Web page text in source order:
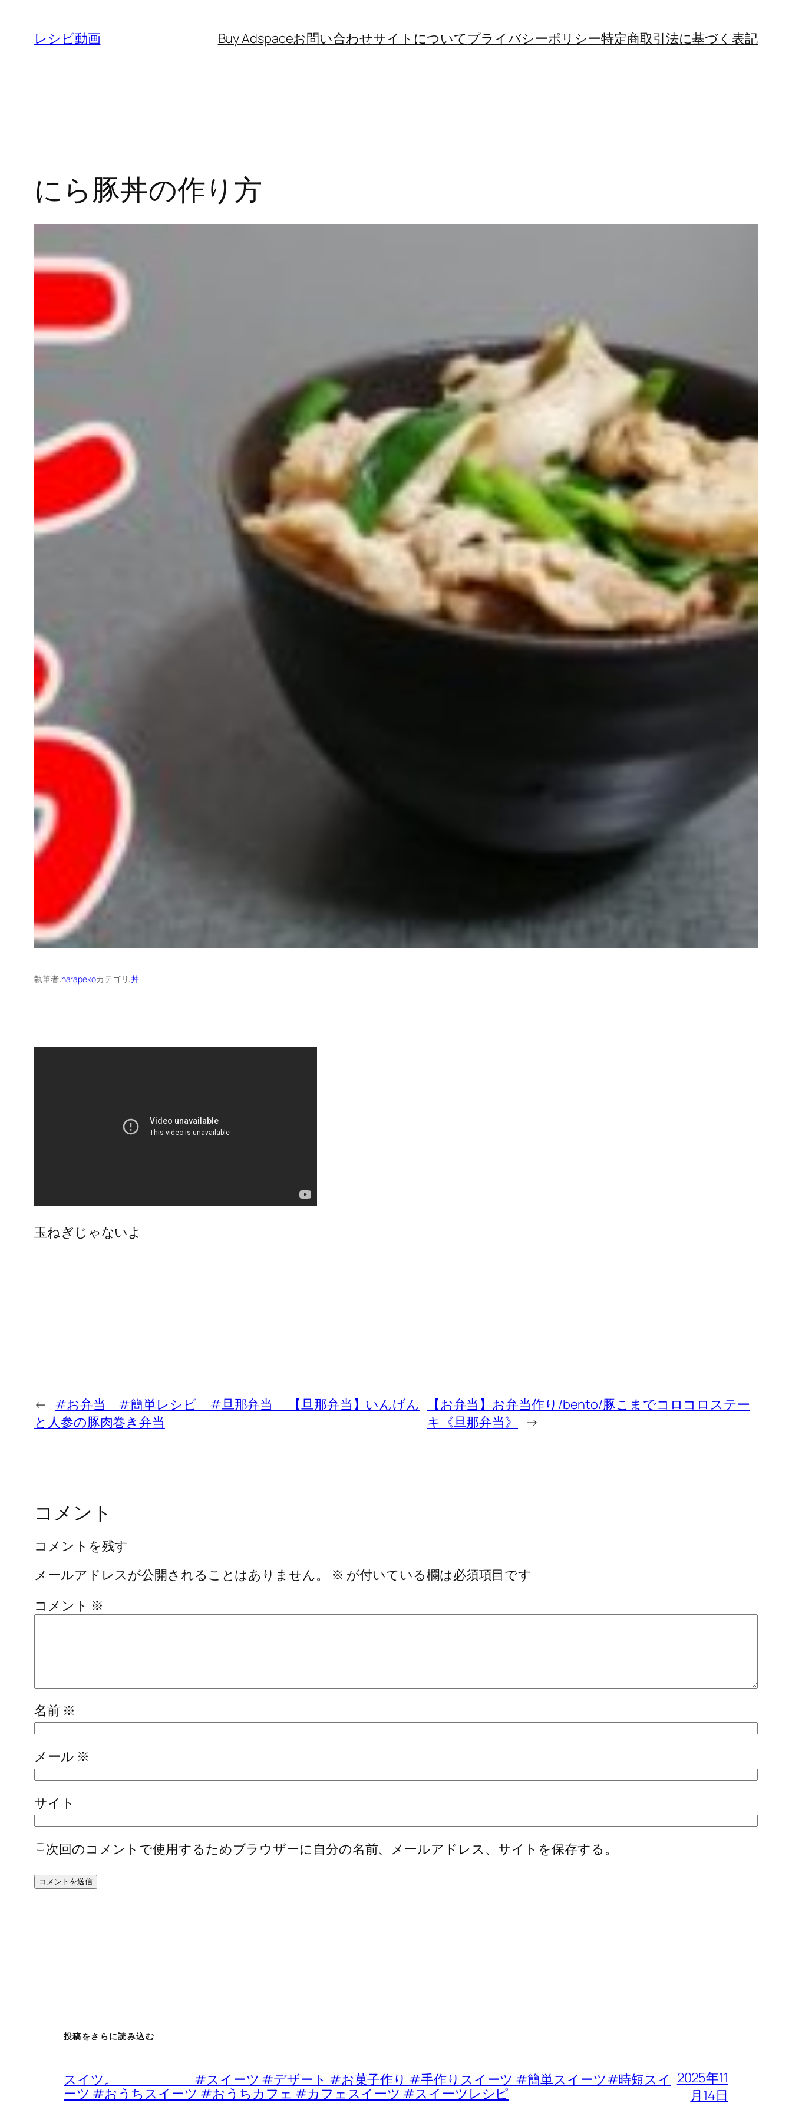
レシピ動画 Buy Adspaceお問い合わせサイトについてプライバシーポリシー特定商取引法に基づく表記
にら豚丼の作り方
執筆者:harapekoカテゴリ:丼
玉ねぎじゃないよ
← #お弁当 #簡単レシピ #旦那弁当 【旦那弁当】いんげん
と人参の豚肉巻き弁当
【お弁当】お弁当作り/bento/豚こまでコロコロステー
キ《旦那弁当》
→
コメント
コメントを残す
メールアドレスが公開されることはありません。
※ が付いている欄は必須項目です
コメント ※
名前 ※
メール ※
サイト
次回のコメントで使用するためブラウザーに自分の名前、メールアドレス、サイトを保存する。
投稿をさらに読み込む
スイツ。 #スイーツ #デザート #お菓子作り #手作りスイーツ #簡単スイーツ#時短スイ
ーツ #おうちスイーツ #おうちカフェ #カフェスイーツ #スイーツレシピ
2025年11
月14日